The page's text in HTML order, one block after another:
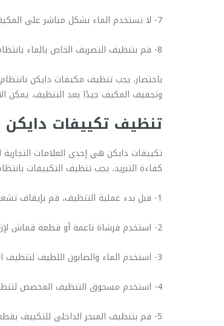
7- لا تستخدم الماء بشكل مباشر على المكيف، حيث يمكن أن يؤدي ذلك إلى تلف المكيف وتعطيله.
8- قم بتنظيف التصريف الخاص بالماء بانتظام. يتراكم الكثير من الأتربة والشوائب في تصريف الماء، ويمكن استخدام الماء والصابون اللطيف لتنظيفه.
باختصار، يجب تنظيف مكيفات دايكن
وتجفيف المكيف جيدًا بعد التنظيف. يمكن
تنظيف تكييفات دايكن
تكييفات دايكن هي إحدى العلامات
كفاءة التبريد، يجب تنظيف التكييفات
1- قبل بدء عملية التنظيف، قم بإيقاف تشغيل التكييف وفصله عن مصدر الكهرباء.
2- استخدم فرشاة ناعمة أو قطعة قماش لإزالة الأتربة والأوساخ من الجزء الخارجي للتكييف، مثل الشبكة الخارجية والمروحة.
3- استخدم الماء والصابون اللطيف لتنظيف الجزء الخارجي من التكييف. يمكن استخدام فرشاة أو قطعة قماش لإزالة الأوساخ والأتربة.
4- استخدم مسحوق التنظيف المخصص لتنظيف التكييفات، واتبع تعليمات الشركة المصنعة بعناية. يمكن شراء مسحوق التنظيف من أي متجر للأجهزة الكهربائية.
5- قم بتنظيف المبخر الداخلي للتكييف بقطعة قماش مبللة بالماء والصابون اللطيف. يجب التأكد من تجفيف المبخر بشكل جيد بعد التنظيف.